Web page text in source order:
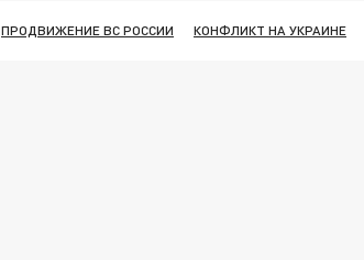
ПРОДВИЖЕНИЕ ВС РОССИИ КОНФЛИКТ НА УКРАИНЕ